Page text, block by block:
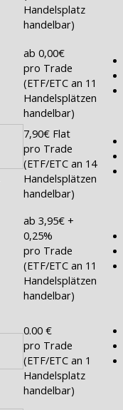
Handelsplatz
handelbar)
ab 0,00€
pro Trade
(ETF/ETC an 11
Handelsplätzen
handelbar)
7,90€ Flat
pro Trade
(ETF/ETC an 14
Handelsplätzen
handelbar)
ab 3,95€ +
0,25%
pro Trade
(ETF/ETC an 11
Handelsplätzen
handelbar)
0.00 €
pro Trade
(ETF/ETC an 1
Handelsplatz
handelbar)